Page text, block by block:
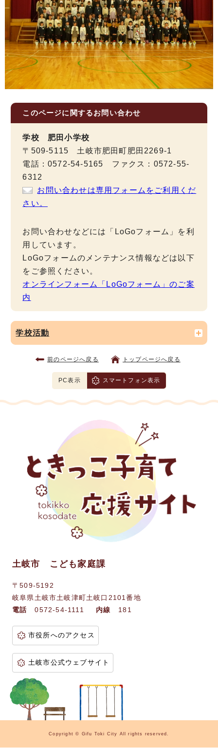
このページに関するお問い合わせ
学校 肥田小学校
〒509-5115 土岐市肥田町肥田2269-1
電話：0572-54-5165 ファクス：0572-55-
6312
お問い合わせは専用フォームをご利用くだ
さい。
お問い合わせなどには「LoGoフォーム」を利
用しています。
LoGoフォームのメンテナンス情報などは以下
をご参照ください。
オンラインフォーム「LoGoフォーム」のご案
内
学校活動
前のページへ戻る トップページへ戻る
PC表示 スマートフォン表示
土岐市 こども家庭課
〒509-5192
岐阜県土岐市土岐津町土岐口2101番地
電話
0572-54-1111 内線 181
市役所へのアクセス
土岐市公式ウェブサイト
Copyright © Gifu Toki City All rights reserved.